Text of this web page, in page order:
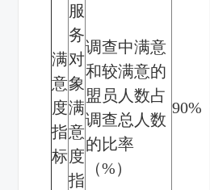
满
意
度
指
标
服
务
对
象
满
意
度
指
调查中满意
和较满意的
盟员人数占
调查总人数
的比率
（%）
90%